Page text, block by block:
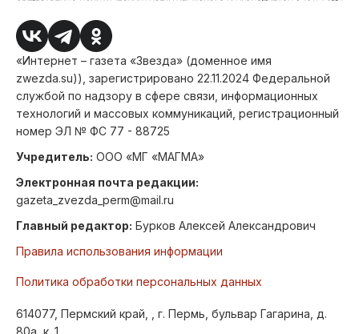
«Интернет – газета «Звезда» (доменное имя
zwezda.su)), зарегистрировано 22.11.2024 Федеральной
службой по надзору в сфере связи, информационных
технологий и массовых коммуникаций, регистрационный
номер ЭЛ № ФС 77 - 88725
Учредитель: ООО «МГ «МАГМА»
Электронная почта редакции:
gazeta_zvezda_perm@mail.ru
Главный редактор: Бурков Алексей Александрович
Правила использования информации
Политика обработки персональных данных
614077, Пермский край, , г. Пермь, бульвар Гагарина, д.